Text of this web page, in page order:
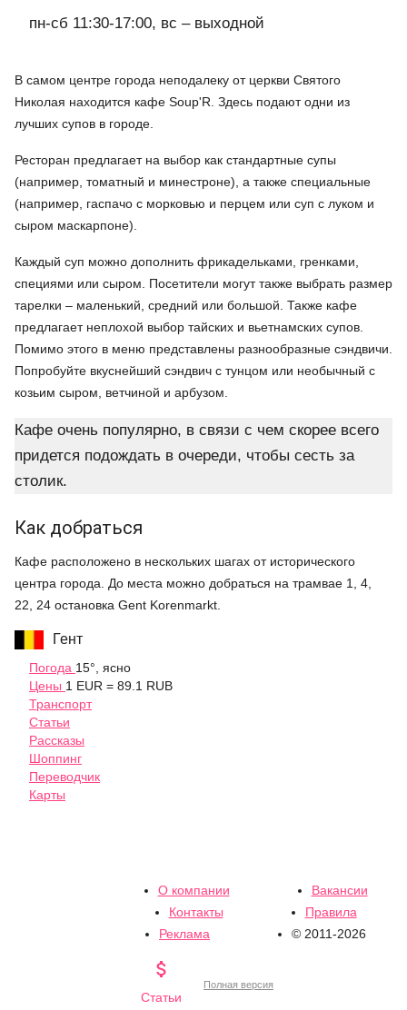
пн-сб 11:30-17:00, вс – выходной
В самом центре города неподалеку от церкви Святого
Николая находится кафе Soup'R. Здесь подают одни из
лучших супов в городе.
Ресторан предлагает на выбор как стандартные супы
(например, томатный и минестроне), а также специальные
(например, гаспачо с морковью и перцем или суп с луком и
сыром маскарпоне).
Каждый суп можно дополнить фрикадельками, гренками,
специями или сыром. Посетители могут также выбрать размер
тарелки – маленький, средний или большой. Также кафе
предлагает неплохой выбор тайских и вьетнамских супов.
Помимо этого в меню представлены разнообразные сэндвичи.
Попробуйте вкуснейший сэндвич с тунцом или необычный с
козьим сыром, ветчиной и арбузом.
Кафе очень популярно, в связи с чем скорее всего
придется подождать в очереди, чтобы сесть за
столик.
Как добраться
Кафе расположено в нескольких шагах от исторического
центра города. До места можно добраться на трамвае 1, 4,
22, 24 остановка Gent Korenmarkt.
Гент
Погода 15°, ясно
Цены 1 EUR = 89.1 RUB
Транспорт
Статьи
Рассказы
Шоппинг
Переводчик
Карты
О компании
Вакансии
Контакты
Правила
Реклама
© 2011-2026

Статьи
Полная версия